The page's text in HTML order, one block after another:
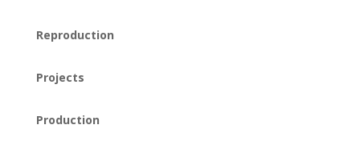
Reproduction
Projects
Production